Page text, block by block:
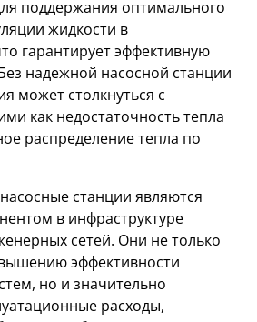
поддержания оптимального
жидкости в
гарантирует эффективную
надежной насосной станции
может столкнуться с
как недостаточность тепла
распределение тепла по
станции являются
в инфраструктуре
сетей. Они не только
эффективности
но и значительно
расходы,